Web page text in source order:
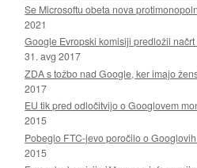
Se Microsoftu obeta nova
2021
Google Evropski komisiji predložil
31. avg 2017
ZDA s tožbo nad Google, ker imajo
2017
EU tik pred odločitvijo o Googlovem
2015
Pobeglo FTC-jevo poročilo o
2015